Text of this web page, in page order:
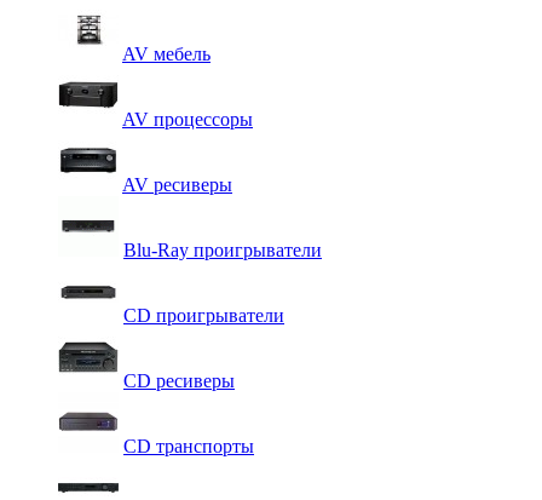
AV мебель
AV процессоры
AV ресиверы
Blu-Ray проигрыватели
CD проигрыватели
CD ресиверы
CD транспорты